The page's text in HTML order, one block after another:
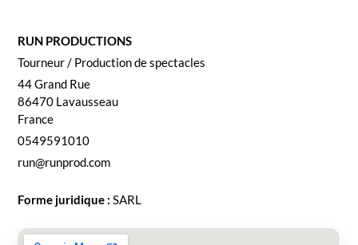
RUN PRODUCTIONS
Tourneur / Pro­duc­tion de spec­ta­cles
44 Grand Rue
86470 Lavausseau
France
0549591010
run@runprod.com
Forme juridique : SARL